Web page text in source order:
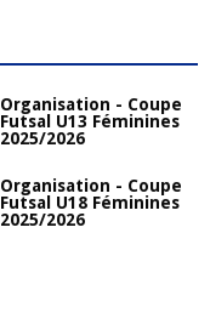
Organisation - Coupe
Futsal U13 Féminines
2025/2026
Organisation - Coupe
Futsal U18 Féminines
2025/2026